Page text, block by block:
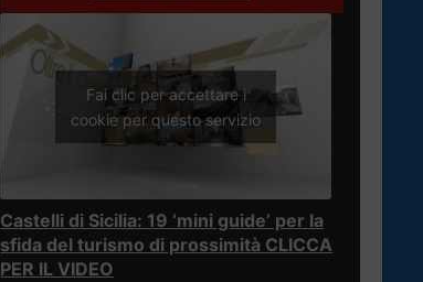
Fai clic per accettare i
cookie per questo servizio
Castelli di Sicilia: 19 ‘mini guide’ per la
sfida del turismo di prossimità CLICCA
PER IL VIDEO